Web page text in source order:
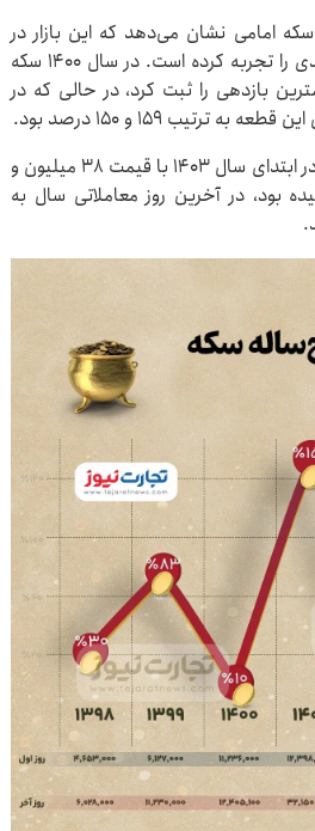
امامی نشان می‌دهد که این بازار در
سال‌های اخیر نوسانات شدیدی را تجربه کرده است. در سال ۱۴۰۰ سکه
درصدی، کمترین بازدهی را ثبت کرد، در حالی که در
به این ترتیب، سکه امامی که در ابتدای سال ۱۴۰۳ با قیمت ۳۸ میلیون و
بود، در آخرین روز معاملاتی سال به